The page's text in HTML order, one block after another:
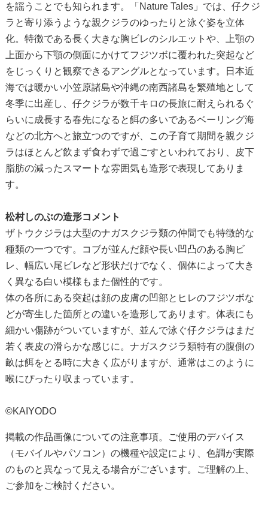
を謡うことでも知られます。「Nature Tales」では、仔クジ
ラと寄り添うような親クジラのゆったりと泳ぐ姿を立体
化。特徴である長く大きな胸ビレのシルエットや、上顎の
上面から下顎の側面にかけてフジツボに覆われた突起など
をじっくりと観察できるアングルとなっています。日本近
海では暖かい小笠原諸島や沖縄の南西諸島を繁殖地として
冬季に出産し、仔クジラが数千キロの長旅に耐えられるぐ
らいに成長する春先になると餌の多いであるベーリング海
などの北方へと旅立つのですが、この子育て期間を親クジ
ラはほとんど飲まず食わずで過ごすといわれており、皮下
脂肪の減ったスマートな雰囲気も造形で表現してありま
す。
松村しのぶの造形コメント
ザトウクジラは大型のナガスクジラ類の仲間でも特徴的な
種類の一つです。コブが並んだ顔や長い凹凸のある胸ビ
レ、幅広い尾ビレなど形状だけでなく、個体によって大き
く異なる白い模様もまた個性的です。
体の各所にある突起は顔の皮膚の凹部とヒレのフジツボな
どが寄生した箇所との違いを造形してあります。体表にも
細かい傷跡がついていますが、並んで泳ぐ仔クジラはまだ
若く表皮の滑らかな感じに。ナガスクジラ類特有の腹側の
畝は餌をとる時に大きく広がりますが、通常はこのように
喉にぴったり収まっています。
©KAIYODO
掲載の作品画像についての注意事項。ご使用のデバイス
（モバイルやパソコン）の機種や設定により、色調が実際
のものと異なって見える場合がございます。ご理解の上、
ご参加をご検討ください。